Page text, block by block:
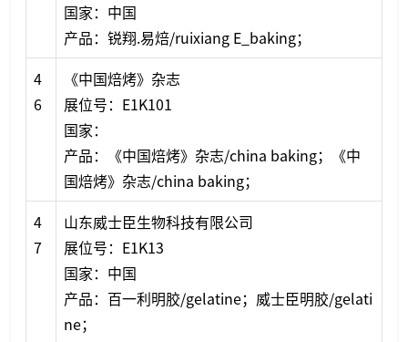
国家：中国
产品：锐翔.易焙/ruixiang E_baking；
4
6
《中国焙烤》杂志
展位号：E1K101
国家：
产品：《中国焙烤》杂志/china baking；《中
国焙烤》杂志/china baking；
4
7
山东威士臣生物科技有限公司
展位号：E1K13
国家：中国
产品：百一利明胶/gelatine；威士臣明胶/gelati
ne；